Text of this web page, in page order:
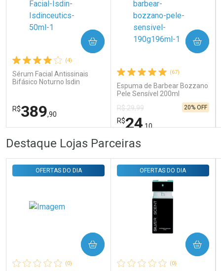
Comprar sem Desconto
Por R$ 31,35/cada
Comprar sem Desconto
Por R$ 31,35/cada
(4)
Sérum Facial Antissinais
Bifásico Noturno Isdin
R$389,90
COMPRAR
FECHAR
Laboratório
FECHAR
Por Menos
(67)
Espuma de Barbear Bozzano
Pele Sensível 200ml
R$ 29,99
R$24,10
20% OFF
COMPRAR
Destaque Lojas Parceiras
(0)
OFERTAS DO DIA
COMPRAR
(0)
OFERTAS DO DIA
COMPRAR